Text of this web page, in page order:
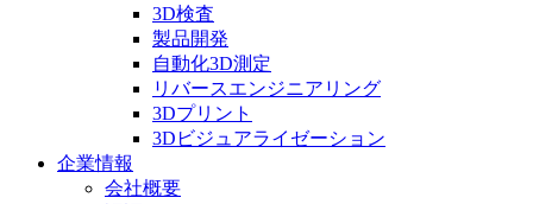
3D検査
製品開発
自動化3D測定
リバースエンジニアリング
3Dプリント
3Dビジュアライゼーション
企業情報
会社概要